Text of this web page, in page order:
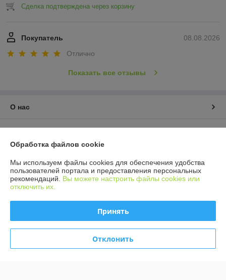
Сделка подтверждена через корзину
08.08.2026
Покупатель
Отлично
Показать все отзывы
О нас
График работы
Полная версия сайта
Сайт создан на платформе Deal.by
Обработка файлов cookie
Мы используем файлы cookies для обеспечения удобства
пользователей портала и предоставления персональных
рекомендаций. Вы можете настроить файлы cookies или
отключить их.
Принять
Отклонить